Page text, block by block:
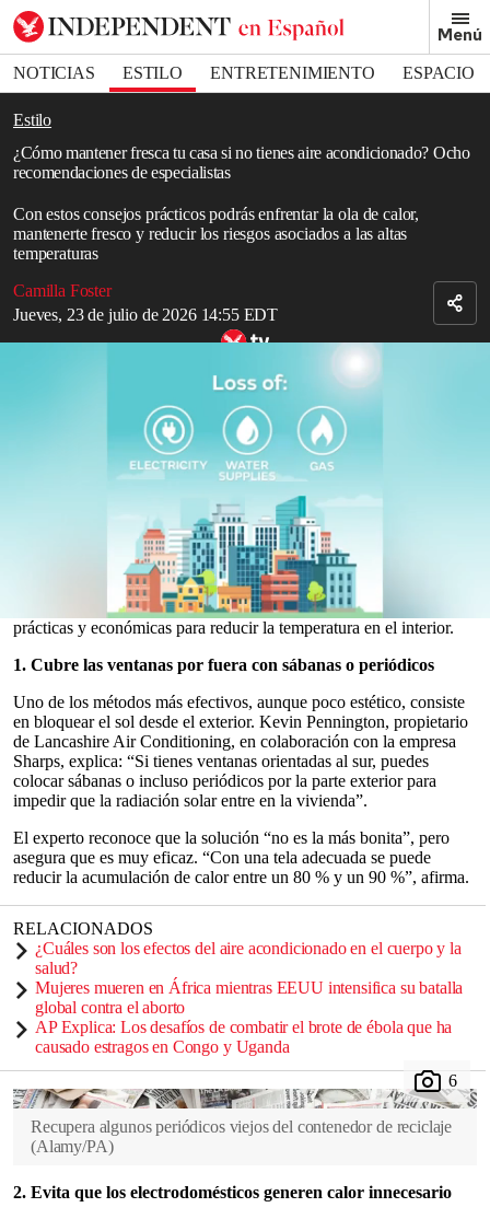
Menú
NOTICIAS ESTILO ENTRETENIMIENTO
ESPACIO
DEPORTES
Estilo
¿Cómo mantener fresca tu casa si no tienes aire acondicionado? Ocho
recomendaciones de especialistas
Con estos consejos prácticos podrás enfrentar la ola de calor,
mantenerte fresco y reducir los riesgos asociados a las altas
temperaturas
Camilla Foster
Jueves, 23 de julio de 2026 14:55 EDT
Bookmark popover
Removed from bookmarks
Close popover
seconds
seconds
en zonas de Inglaterra y Gales
temperaturas disparadas, muchos hogares enfrentan
de mantenerse frescos sin la comodidad del
aire acondicionado
provoca la búsqueda de soluciones para
sobrellevar las noches sofocantes y trabajar o descansar con mayor
Aunque convertir la casa en un refugio contra elcalor
parecer complicado, los expertos recomiendan varias estrategias
prácticas y económicas para reducir la temperatura en el interior.
1. Cubre las ventanas por fuera con sábanas o periódicos
Uno de los métodos más efectivos, aunque poco estético, consiste
en bloquear el sol desde el exterior. Kevin Pennington, propietario
de Lancashire Air Conditioning, en colaboración con la empresa
Sharps, explica: “Si tienes ventanas orientadas al sur, puedes
colocar sábanas o incluso periódicos por la parte exterior para
impedir que la radiación solar entre en la vivienda”.
El experto reconoce que la solución “no es la más bonita”, pero
asegura que es muy eficaz. “Con una tela adecuada se puede
reducir la acumulación de calor entre un 80 % y un 90 %”, afirma.
RELACIONADOS
¿Cuáles son los efectos del aire acondicionado en el cuerpo y la
salud?
Mujeres mueren en África mientras EEUU intensifica su batalla
global contra el aborto
AP Explica: Los desafíos de combatir el brote de ébola que ha
causado estragos en Congo y Uganda
Recupera algunos periódicos viejos del contenedor de reciclaje
(Alamy/PA)
2. Evita que los electrodomésticos generen calor innecesario